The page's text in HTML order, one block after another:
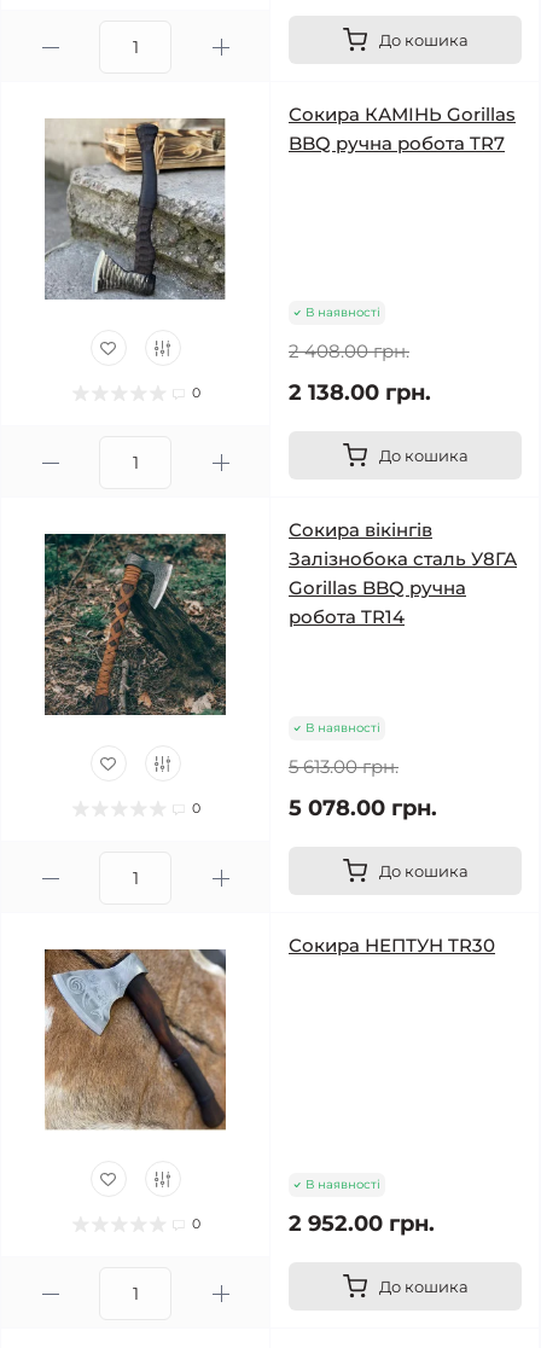
До кошика
0
Сокира КАМІНЬ Gorillas
BBQ ручна робота TR7
В наявності
2 408.00 грн.
2 138.00 грн.
До кошика
0
Сокира вікінгів
Залізнобока сталь У8ГА
Gorillas BBQ ручна
робота TR14
В наявності
5 613.00 грн.
5 078.00 грн.
До кошика
0
Сокира НЕПТУН TR30
В наявності
2 952.00 грн.
До кошика